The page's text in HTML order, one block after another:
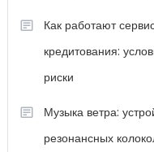
Как работают
кредитования:
риски
Музыка ветра:
резонансных